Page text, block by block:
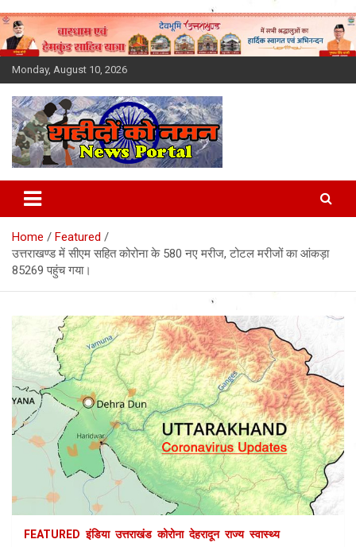
Skip
to
content
Monday, August 10, 2026
Latest News Today, Breaking
News, Uttarakhand News in
Hindi
Home
Featured
उत्तराखण्ड में सीएम सहित कोरोना के 580 नए मरीज, टोटल मरीजों का आंकड़ा
85269 पहुंच गया।
FEATURED इंडिया उत्तराखंड कोरोना देहरादून राज्य स्वास्थ्य